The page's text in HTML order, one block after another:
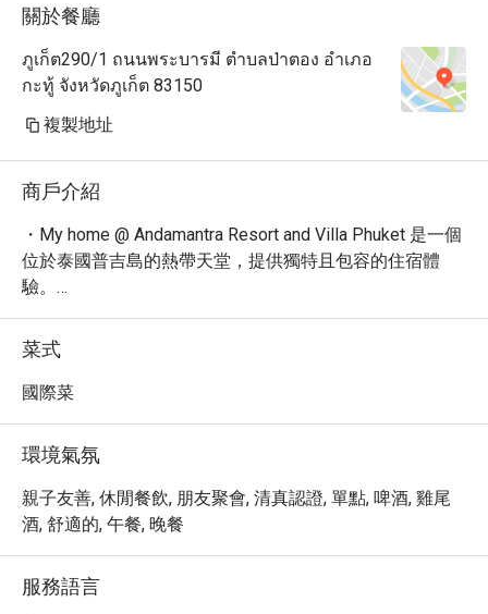
Very unwelcoming.
eating before my drink or my partners meal was served.
When we wanted to pay, the bill was prepared at hotel
reception causing more delay.
Staff were nice but under trained.
關於餐廳
ภูเก็ต290/1 ถนนพระบารมี ตำบลป่าตอง อำเภอ
กะทู้ จังหวัดภูเก็ต 83150
複製地址
商戶介紹
・My home @ Andamantra Resort and Villa Phuket 是一個
位於泰國普吉島的熱帶天堂，提供獨特且包容的住宿體
驗。
・探索一系列高品質的餐飲選擇，讓您的味蕾在度假村的
熱情氛圍中盡情享受，這裡以友善的 LGBTQ+ 社群空間聞
名，無論您是獨自旅行、情侶度假還是與朋友同行，都能
在此感到賓至如歸。
and Villa Phuket 靠近熱鬧的芭東海灘，方便您輕鬆探索周
邊景點，並提供多種便利設施，確保您有個愉快且難忘的
假期。
・透過 Eatigo 預訂 My home @ Andamantra Resort and
好假期增添更多價值。
菜式
國際菜
環境氣氛
親子友善, 休閒餐飲, 朋友聚會, 清真認證, 單點, 啤酒, 雞尾
酒, 舒適的, 午餐, 晚餐
服務語言